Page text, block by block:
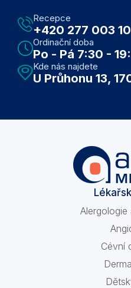
Recepce
+420 277 003
Ordinační doba
Po - Pá 7:30 -
Kde nás najdete
U Průhonu 13,
Alergologie
Cévní